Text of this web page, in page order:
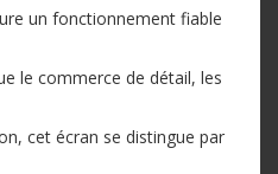
un fonctionnement fiable
le commerce de détail, les
cet écran se distingue par